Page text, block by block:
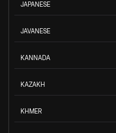
JAPANESE
JAVANESE
KANNADA
KAZAKH
KHMER